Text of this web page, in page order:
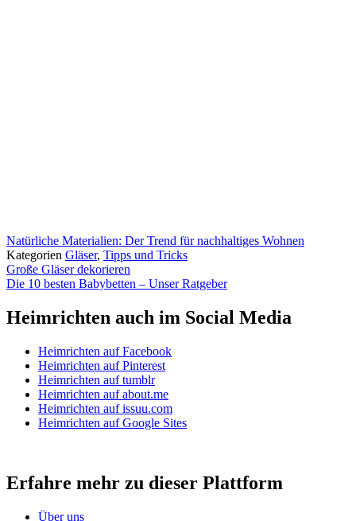
Natürliche Materialien: Der Trend für nachhaltiges Wohnen
Kategorien Gläser, Tipps und Tricks
Große Gläser dekorieren
Die 10 besten Babybetten – Unser Ratgeber
Heimrichten auch im Social Media
Heimrichten auf Facebook
Heimrichten auf Pinterest
Heimrichten auf tumblr
Heimrichten auf about.me
Heimrichten auf issuu.com
Heimrichten auf Google Sites
Erfahre mehr zu dieser Plattform
Über uns